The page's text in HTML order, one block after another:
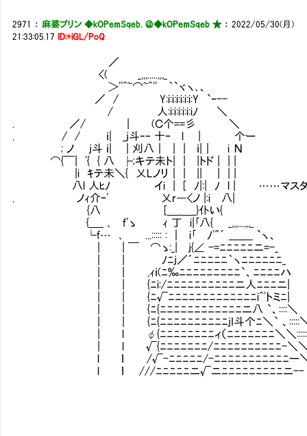
2971 ： 麻婆プリン ◆kOPemSqeb. ＠◆kOPemSqeb ★：2022/05/30(月)
21:33:05.17
ID:+iGL/PoQ
／
<( _,,,.....,,,_
＞''^~⌒~^'' ｀`ヾヽ､、
／ / Y:i:i:i:i:i:i:Y `ｰ--
/ 人:i:i:i:i:i:iﾉ ＼
. ／/ | (Ｃ个==彡 ＼
. / / ｉ| _j斗‐‐ 十ｰ l | 个ー
; ノ j斗 ｉ| | 刈八｜ | | ｉ|｜ i Ν
⌒{￣| '{ { 八 ├;キテ未ト| | |トド | | |
|i ｷテ未＼{ 乂Lノリ｜ | || | | |
八l 人ﾋﾉ イi | [ ﾉ|:| ﾉ l | ……マスター、ち
. ノｨ介ｰ' 乂r―<ノ |:i 八|
{八 [＿_＿_}仆い{
{＿_ ､ f'ゝ ｨ 丁 i|｢八{ _,,,...,,,_
└f… ､ ...::::: : ｜ i｢ ﾉ'"´ _______ `ヽ、
| | ￣ ⌒ゝ:_| j{∠ -=ﾆﾆﾆﾆﾆニ=-_
| | ﾉﾆj／´ﾆﾆﾆﾆﾆ｀ヽﾆﾆﾆﾆﾆﾆ_
| | ,ｨｉ(ﾆ‰ﾆﾆﾆﾆﾆﾆﾆﾆﾆ`、ﾆﾆﾆﾆハ
| | {ﾆi:/ﾆﾆﾆﾆﾆﾆﾆﾆﾆﾆニ人ﾆﾆﾆニ|
| | {ﾆ√ﾆﾆﾆﾆﾆﾆﾆﾆﾆﾆﾆﾆﾆi^'トミﾆ|
| | {ﾆ{ﾆﾆﾆﾆﾆﾆﾆﾆﾆﾆﾆﾆニ八 `、::::＼
| | {ﾆ{ﾆﾆﾆﾆﾆﾆﾆﾆﾆﾆjI斗个ﾆ＼` 、:::::
| l φ{ﾆﾆﾆﾆﾆﾆﾆﾆィ（ﾆﾆﾆﾆﾆﾆﾆ＼＼:::::::
| l √{ﾆﾆﾆﾆﾆﾆﾆ/ﾆﾆﾆﾆﾆﾆﾆﾆﾆﾆ-＼＼
l ｌ /√-ﾆﾆﾆﾆﾆ/-ﾆﾆﾆﾆﾆﾆﾆﾆﾆﾆﾆー＼＼
l ｌ ///ﾆﾆﾆﾆﾆニ√ニﾆﾆﾆﾆﾆﾆﾆﾆﾆニ-- ＼